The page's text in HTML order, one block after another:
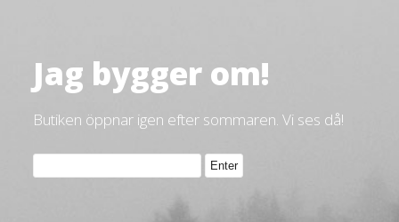
Jag bygger om!
Butiken öppnar igen efter sommaren. Vi ses då!